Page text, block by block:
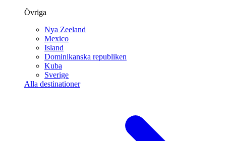
Övriga
Nya Zeeland
Mexico
Island
Dominikanska republiken
Kuba
Sverige
Alla destinationer